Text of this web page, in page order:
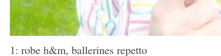
1: robe h&m, ballerines repetto